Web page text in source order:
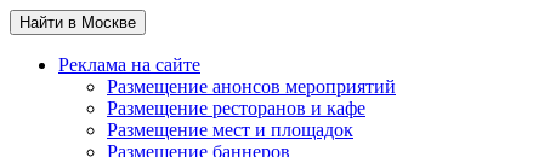
Найти в Москве
Реклама на сайте
Размещение анонсов мероприятий
Размещение ресторанов и кафе
Размещение мест и площадок
Размещение баннеров